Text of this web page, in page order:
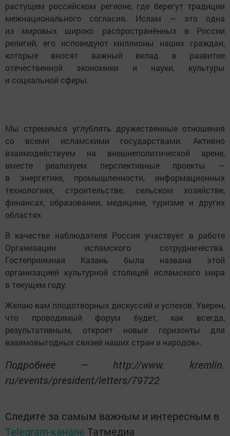
растущем российском регионе, где берегут традиции
межнационального согласия. Ислам — это одна
из мировых широко распространённых в России
религий, его исповедуют миллионы наших граждан,
которые вносят важный вклад в развитие
отечественной экономики и науки, культуры
и социальной сферы.
Мы стремимся углублять дружественные отношения
со всеми исламскими государствами. Активно
взаимодействуем на внешнеполитической арене,
вместе реализуем перспективные проекты —
в энергетике, промышленности, информационных
технологиях, строительстве, сельском хозяйстве,
финансах, образовании, медицине, туризме и других
областях.
В качестве наблюдателя Россия участвует в работе
Организации исламского сотрудничества.
Гостеприимная Казань была названа этой
организацией культурной столицей исламского мира
в текущем году.
Желаю вам плодотворных дискуссий и успехов. Уверен,
что проводимый форум будет, как всегда,
результативным, откроет новые горизонты для
взаимовыгодных связей наших стран и народов».
Подробнее — http://www. kremlin.
ru/events/president/letters/79722
Следите за самым важным и интересным в
Telegram-канале Татмедиа